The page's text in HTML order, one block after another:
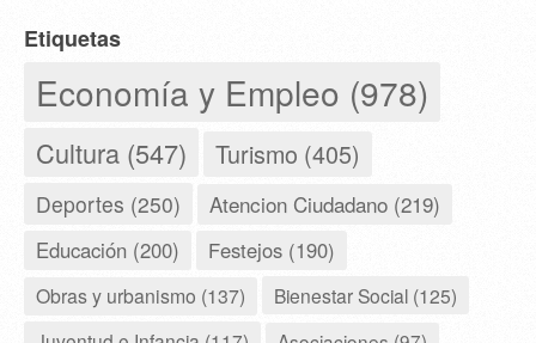
Etiquetas
Economía y Empleo (978)
Cultura (547) Turismo (405)
Deportes (250) Atencion Ciudadano (219)
Educación (200) Festejos (190)
Obras y urbanismo (137)
Bienestar Social (125)